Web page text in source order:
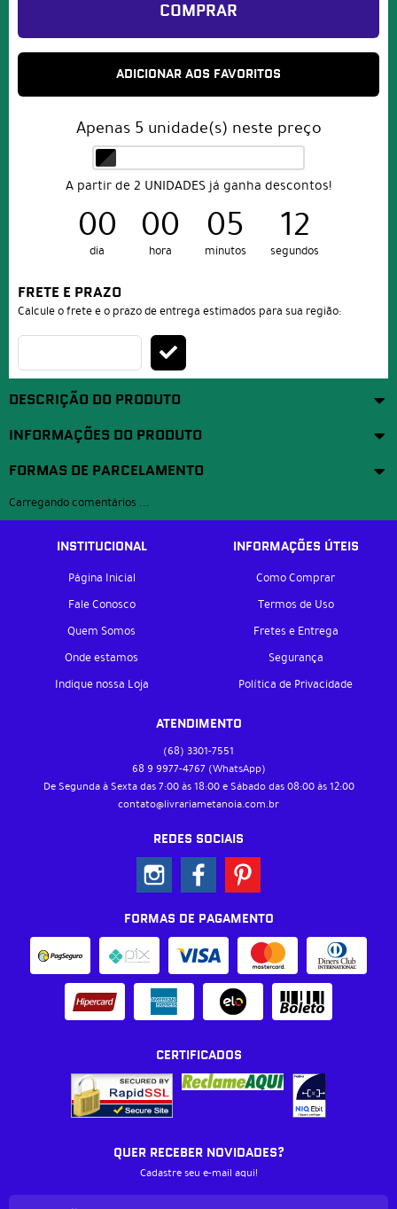
COMPRAR
ADICIONAR AOS FAVORITOS
Apenas 5 unidade(s) neste preço
A partir de 2 UNIDADES já ganha descontos!
00
dia
00
hora
05
minutos
12
segundos
FRETE E PRAZO
Calcule o frete e o prazo de entrega estimados para sua região:
DESCRIÇÃO DO PRODUTO
INFORMAÇÕES DO PRODUTO
FORMAS DE PARCELAMENTO
Carregando comentários ...
INSTITUCIONAL
Página Inicial
Fale Conosco
Quem Somos
Onde estamos
Indique nossa Loja
INFORMAÇÕES ÚTEIS
Como Comprar
Termos de Uso
Fretes e Entrega
Segurança
Política de Privacidade
ATENDIMENTO
(68) 3301-7551
68 9 9977-4767 (WhatsApp)
De Segunda à Sexta das 7:00 às 18:00 e Sábado das 08:00 às 12:00
contato@livrariametanoia.com.br
REDES SOCIAIS
FORMAS DE PAGAMENTO
CERTIFICADOS
QUER RECEBER NOVIDADES?
Cadastre seu e-mail aqui!